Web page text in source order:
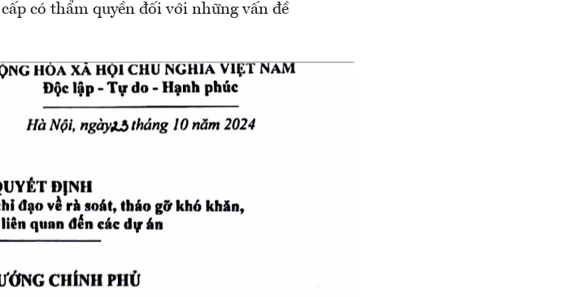
có thẩm quyền đối với những vấn đề